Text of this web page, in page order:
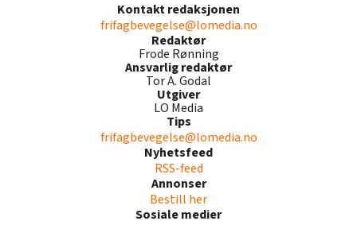
Kontakt redaksjonen
frifagbevegelse@lomedia.no
Redaktør
Frode Rønning
Ansvarlig redaktør
Tor A. Godal
Utgiver
LO Media
Tips
frifagbevegelse@lomedia.no
Nyhetsfeed
RSS-feed
Annonser
Bestill her
Sosiale medier